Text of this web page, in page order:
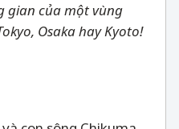
gian của một vùng
Osaka hay Kyoto!